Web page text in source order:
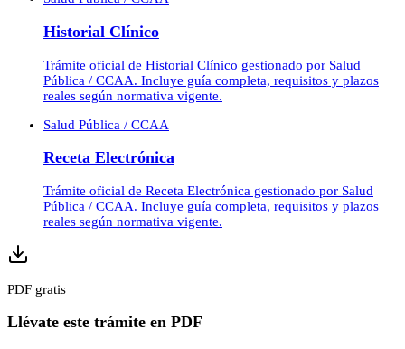
Historial Clínico
Trámite oficial de Historial Clínico gestionado por Salud
Pública / CCAA. Incluye guía completa, requisitos y plazos
reales según normativa vigente.
Salud Pública / CCAA
Receta Electrónica
Trámite oficial de Receta Electrónica gestionado por Salud
Pública / CCAA. Incluye guía completa, requisitos y plazos
reales según normativa vigente.
PDF gratis
Llévate este trámite en PDF